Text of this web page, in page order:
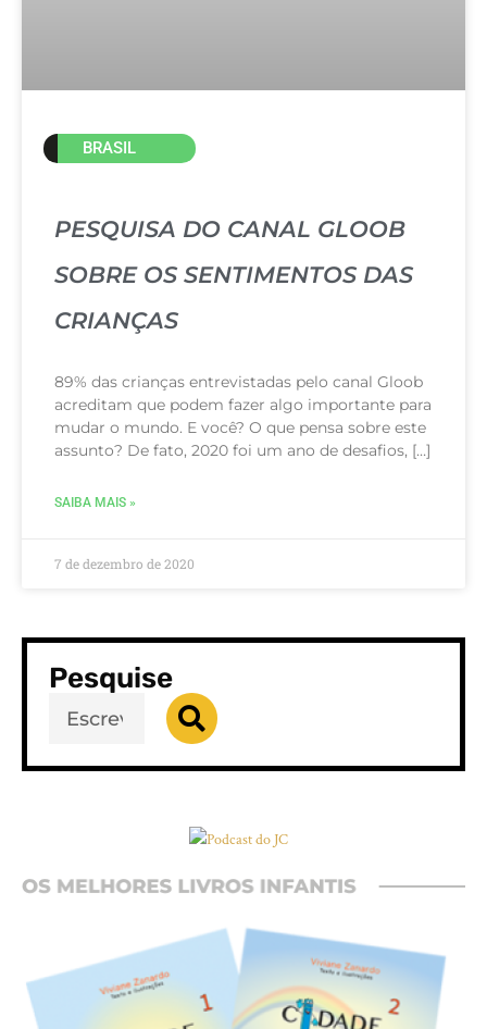
BRASIL
PESQUISA DO CANAL GLOOB
SOBRE OS SENTIMENTOS DAS
CRIANÇAS
89% das crianças entrevistadas pelo canal Gloob
acreditam que podem fazer algo importante para
mudar o mundo. E você? O que pensa sobre este
assunto? De fato, 2020 foi um ano de desafios, […]
SAIBA MAIS »
7 de dezembro de 2020
Pesquise